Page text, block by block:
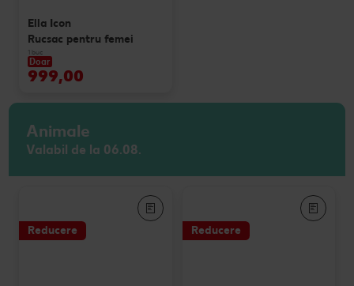
Ella Icon
Rucsac pentru femei
1 buc
Doar
999,00
Animale
Valabil de la 06.08.
Reducere Reducere